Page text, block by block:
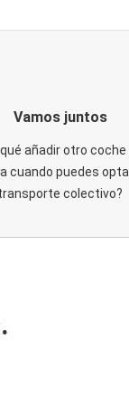
Vamos juntos
añadir otro coche
cuando puedes
colectivo?